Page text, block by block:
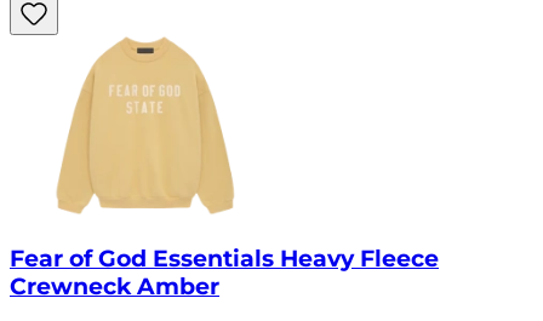
Fear of God Essentials Heavy Fleece
Crewneck Amber